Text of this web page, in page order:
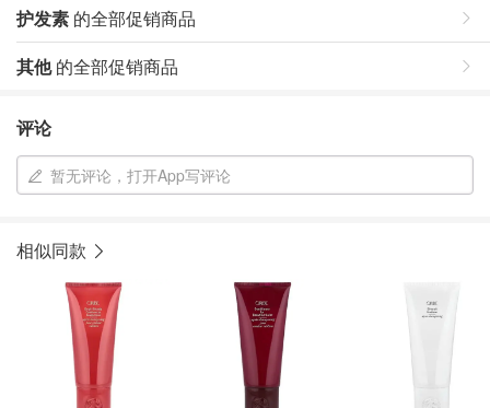
护发素 的全部促销商品
其他的全部促销商品
评论
暂无评论，打开App写评论
相似同款